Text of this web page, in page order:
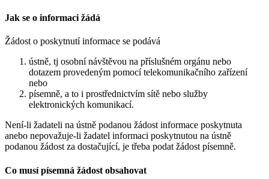
Jak se o informaci žádá
Žádost o poskytnutí informace se podává
ústně, tj osobní návštěvou na příslušném orgánu nebo
dotazem provedeným pomocí telekomunikačního zařízení
nebo
písemně, a to i prostřednictvím sítě nebo služby
elektronických komunikací.
Není-li žadateli na ústně podanou žádost informace poskytnuta
anebo nepovažuje-li žadatel informaci poskytnutou na ústně
podanou žádost za dostačující, je třeba podat žádost písemně.
Co musí písemná žádost obsahovat